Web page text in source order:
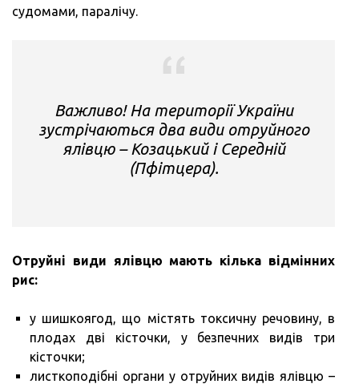
судомами, паралічу.
Важливо! На території України
зустрічаються два види отруйного
ялівцю – Козацький і Середній
(Пфітцера).
Отруйні види ялівцю мають кілька відмінних
рис:
у шишкоягод, що містять токсичну речовину, в
плодах дві кісточки, у безпечних видів три
кісточки;
листкоподібні органи у отруйних видів ялівцю –